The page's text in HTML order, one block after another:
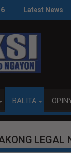
Latest News
PANANAMPALATAYA
BALITA